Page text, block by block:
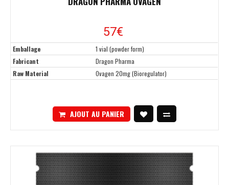
57€
Emballage
1 vial (powder form)
Fabricant
Dragon Pharma
Raw Material
Ovagen 20mg (Bioregulator)
AJOUT AU PANIER